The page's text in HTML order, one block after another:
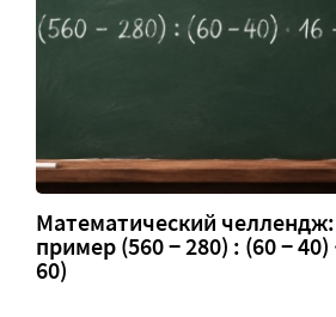
Математический
пример (560 − 280) : (60 − 40)
60)